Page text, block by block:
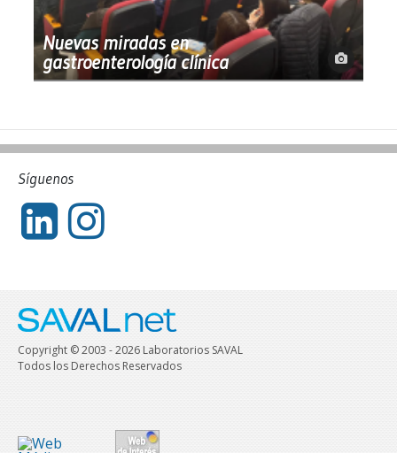
Nuevas miradas en
gastroenterología clínica
Síguenos
Copyright © 2003 - 2026 Laboratorios SAVAL
Todos los Derechos Reservados